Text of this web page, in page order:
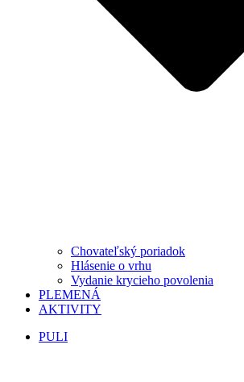
Chovateľský poriadok
Hlásenie o vrhu
Vydanie krycieho povolenia
PLEMENÁ
AKTIVITY
PULI